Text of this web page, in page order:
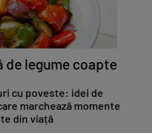
de legume coapte
cu poveste: idei de
marchează momente
din viață